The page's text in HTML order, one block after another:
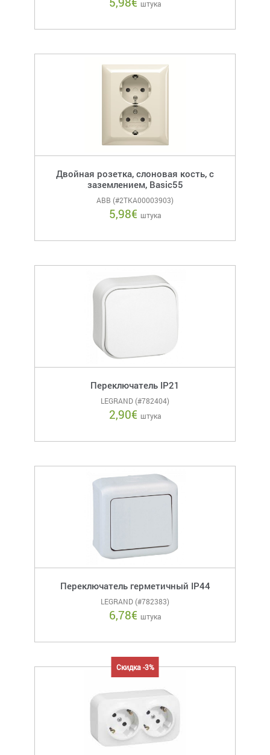
штука
Двойная розетка, слоновая кость, с
заземлением, Basic55
ABB (#2TKA00003903)
5,98€ штука
Переключатель IP21
LEGRAND (#782404)
2,90€ штука
Переключатель герметичный IP44
LEGRAND (#782383)
6,78€ штука
Скидка -3%